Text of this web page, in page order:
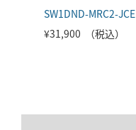
SW1DND-MRC2-JCE
¥31,900 （税込）